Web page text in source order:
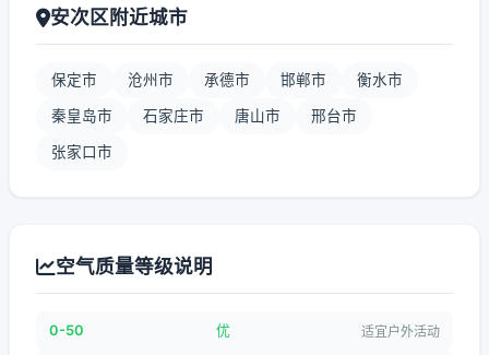
安次区附近城市
保定市 沧州市 承德市 邯郸市 衡水市
秦皇岛市 石家庄市 唐山市 邢台市
张家口市
空气质量等级说明
0-50 优 适宜户外活动